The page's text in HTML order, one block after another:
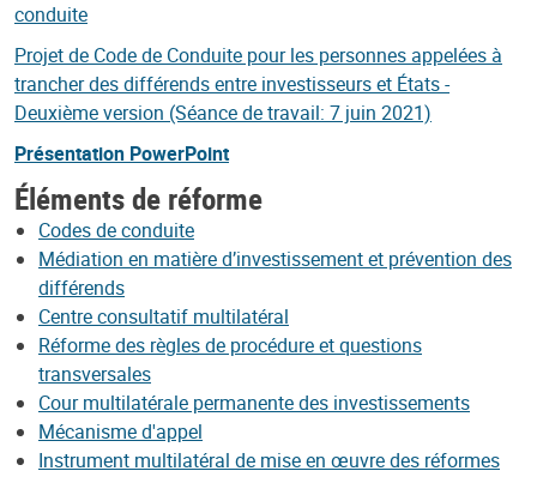
conduite
Projet de Code de Conduite pour les personnes appelées à
trancher des différends entre investisseurs et États -
Deuxième version (Séance de travail: 7 juin 2021)
Présentation PowerPoint
Éléments de réforme
Codes de conduite
Médiation en matière d’investissement et prévention des
différends
Centre consultatif multilatéral
Réforme des règles de procédure et questions
transversales
Cour multilatérale permanente des investissements
Mécanisme d'appel
Instrument multilatéral de mise en œuvre des réformes